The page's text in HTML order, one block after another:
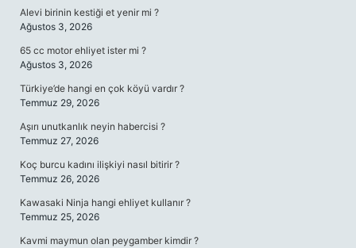
Alevi birinin kestiği et yenir mi ?
Ağustos 3, 2026
65 cc motor ehliyet ister mi ?
Ağustos 3, 2026
Türkiye’de hangi en çok köyü vardır ?
Temmuz 29, 2026
Aşırı unutkanlık neyin habercisi ?
Temmuz 27, 2026
Koç burcu kadını ilişkiyi nasıl bitirir ?
Temmuz 26, 2026
Kawasaki Ninja hangi ehliyet kullanır ?
Temmuz 25, 2026
Kavmi maymun olan peygamber kimdir ?